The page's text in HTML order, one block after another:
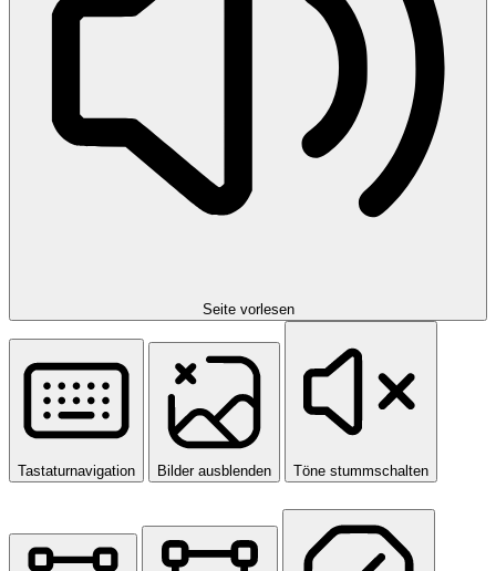
Seite vorlesen
Tastaturnavigation Bilder ausblenden Töne stummschalten